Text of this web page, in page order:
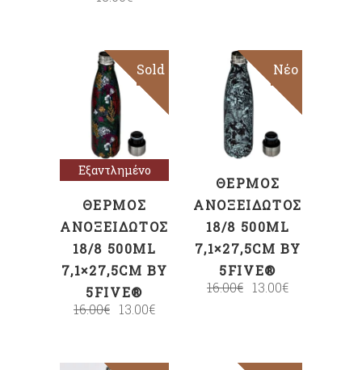
Sale
Εξαντλημένο
Sold
Διαβάστε
περισσότερα
ΘΕΡΜΌΣ
ΑΝΟΞΕΊΔΩΤΟΣ
18/8 500ML
7,1×27,5CM BY
5FIVE®
16.00€ 13.00€
Sale
Νέο
ΠΡΟΣΘΉΚΗ
ΣΤΟ ΚΑΛΆΘΙ
ΘΕΡΜΌΣ
ΑΝΟΞΕΊΔΩΤΟΣ
18/8 500ML
7,1×27,5CM BY
5FIVE®
16.00€ 13.00€